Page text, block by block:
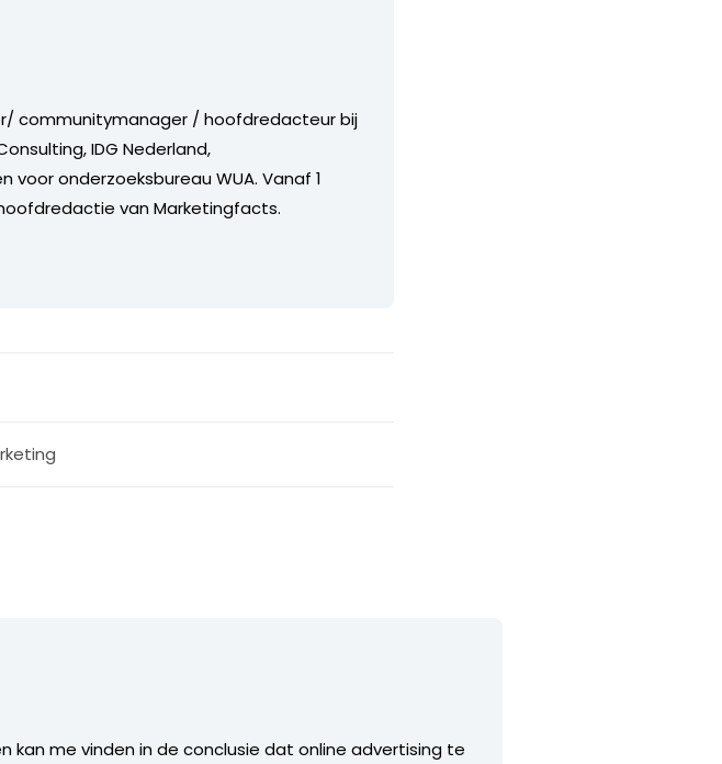
communitymanager / hoofdredacteur bij
IDG Nederland,
onderzoeksbureau WUA. Vanaf 1
van Marketingfacts.
kan me vinden in de conclusie dat online advertising te